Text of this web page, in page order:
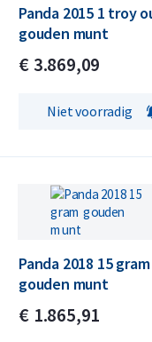
Panda 2015 1 troy
gouden munt
€ 3.869,09
Niet voorradig
Panda 2018 15 gram
gouden munt
€ 1.865,91